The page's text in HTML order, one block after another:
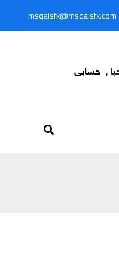
msqaisfx@msqaisfx.com
, حسابى